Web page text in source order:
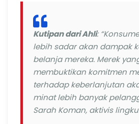
Kutipan dari Ahli:
lebih sadar akan dampak
belanja mereka. Merek
membuktikan komitmen
terhadap keberlanjutan
minat lebih banyak
Sarah Koman, aktivis